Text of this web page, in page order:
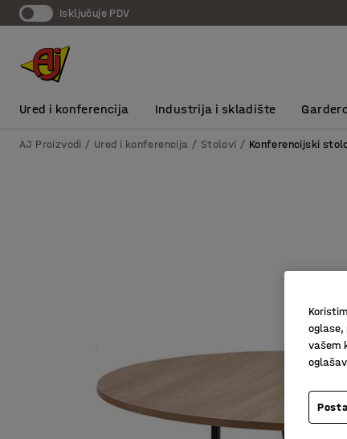
Isključuje PDV
Ured i konferencija Industrija i skladište
AJ Proizvodi Ured i konferencija Stolovi Konferencijski
oglase,
vašem